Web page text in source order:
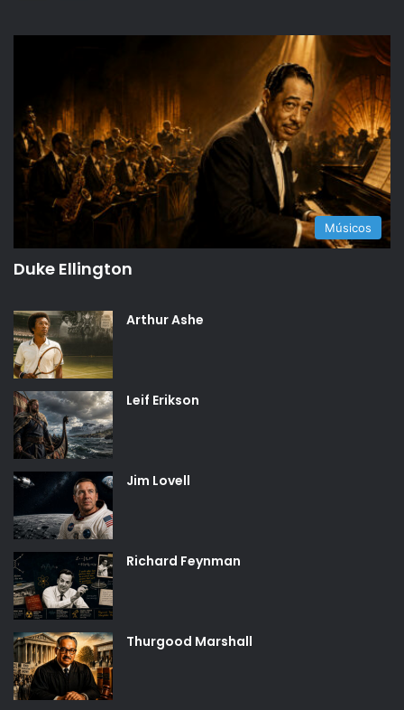
Músicos
Duke Ellington
Arthur Ashe
Leif Erikson
Jim Lovell
Richard Feynman
Thurgood Marshall